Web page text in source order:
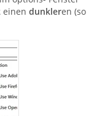
einen dunkleren (so